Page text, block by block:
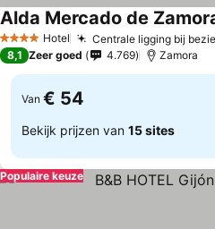
4 SterrenHotel Centrale ligging bij
Alda Mercado de
8,1 Zeer goed 4.769 Zamora
Van € 54
Bekijk prijzen van 15 sites
Populaire keuze